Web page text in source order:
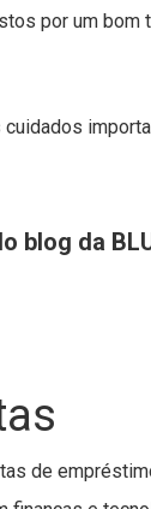
por um bom
blog da
de